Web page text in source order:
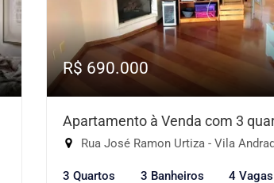
R$ 690.000
Apartamento à Venda com 3
Rua José Ramon Urtiza - Vila
3 Quartos 3 Banheiros 4 Vagas